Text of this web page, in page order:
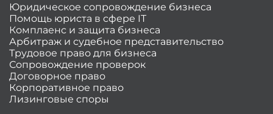
Юридическое сопровождение бизнеса
Помощь юриста в сфере IT
Комплаенс и защита бизнеса
Арбитраж и судебное представительство
Трудовое право для бизнеса
Сопровождение проверок
Договорное право
Корпоративное право
Лизинговые споры